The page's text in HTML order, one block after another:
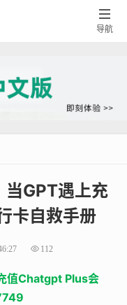

导航
GPT遇上充
卡自救手册
112
值Chatgpt Plus会